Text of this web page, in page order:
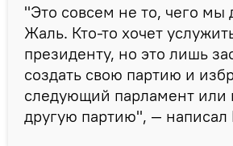
"Это совсем не то, чего мы
Жаль. Кто-то хочет
президенту, но это лишь
создать свою партию и
следующий парламент или
другую партию", — написал